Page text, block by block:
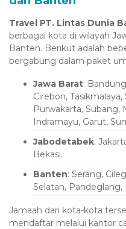
Travel PT. Lintas Dunia
berbagai kota di wilayah
Banten. Berikut adalah
bergabung dalam paket
Jawa Barat:
Cirebon,
Purwakarta, Subang,
Indramayu, Garut,
Jabodetabek:
Bekasi.
Banten: Serang,
Selatan, Pandeglang,
Jamaah dari kota-kota
mendaftar melalui kantor